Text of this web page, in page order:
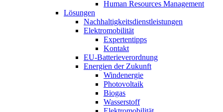
Human Resources Management
Lösungen
Nachhaltigkeitsdienstleistungen
Elektromobilität
Expertentipps
Kontakt
EU-Batterieverordnung
Energien der Zukunft
Windenergie
Photovoltaik
Biogas
Wasserstoff